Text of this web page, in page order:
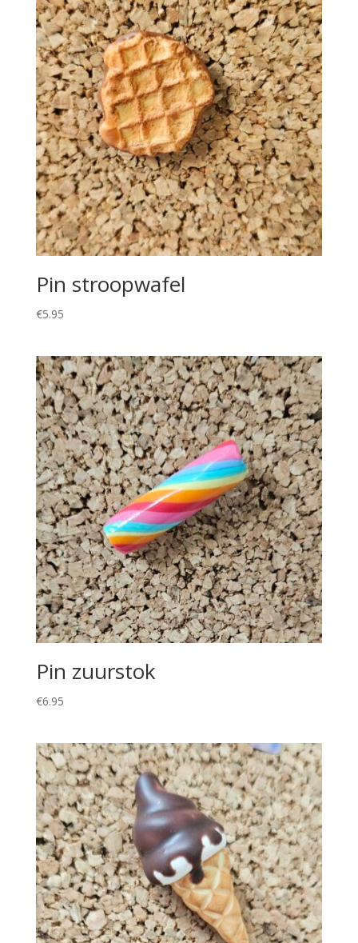
Pin stroopwafel
€5.95
Pin zuurstok
€6.95